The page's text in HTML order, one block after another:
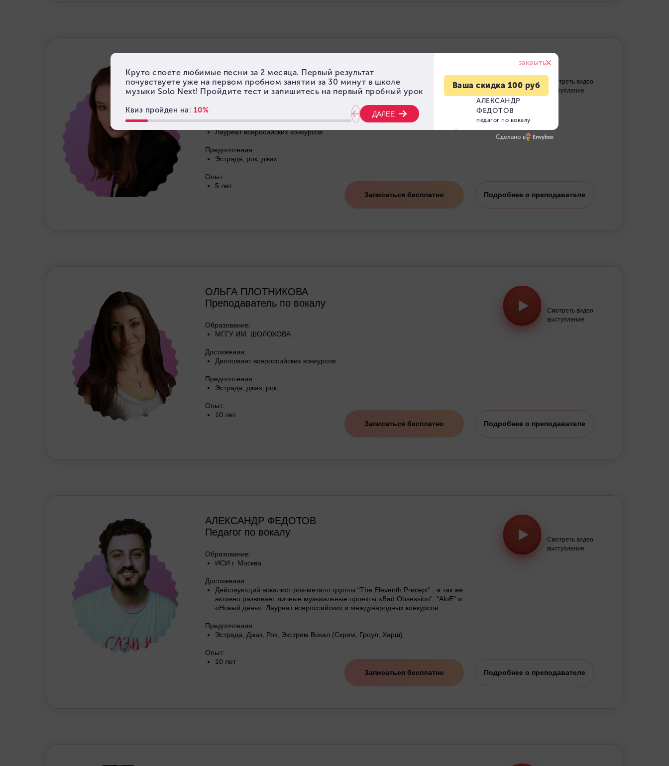
Образование:
Достижения:
Лауреат всеросийских конкурсов
Предпочтения:
Эстрада, рок, джаз
Опыт:
5 лет
Преподаватель по вокалу
Записаться бесплатно Подробнее о преподавателе
Смотреть видео
выступление
Смотреть видео
выступление
Образование:
МГГУ ИМ. ШОЛОХОВА
Достижения:
Дипломант всероссийских конкурсов
Предпочтения:
Эстрада, джаз, рок
Опыт:
10 лет
ОЛЬГА ПЛОТНИКОВА
Преподаватель по вокалу
Записаться бесплатно Подробнее о преподавателе
Смотреть видео
выступление
Образование:
ИСИ г. Москва
Достижения:
Действующий вокалист рок-металл группы “The Eleventh Precept” , а так же
активно развивает личные музыкальные проекты «Bad Obsession”, “AloE” и
«Новый день». Лауреат всероссийских и международных конкурсов.
Предпочтения:
Эстрада, Джаз, Рок, Экстрим Вокал (Скрим, Гроул, Харш)
Опыт:
10 лет
АЛЕКСАНДР ФЕДОТОВ
Педагог по вокалу
Записаться бесплатно Подробнее о преподавателе
Сделано в